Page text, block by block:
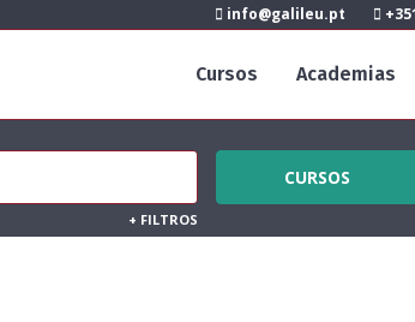
info@galileu.pt
Cursos Academias
CURSOS
+ FILTROS